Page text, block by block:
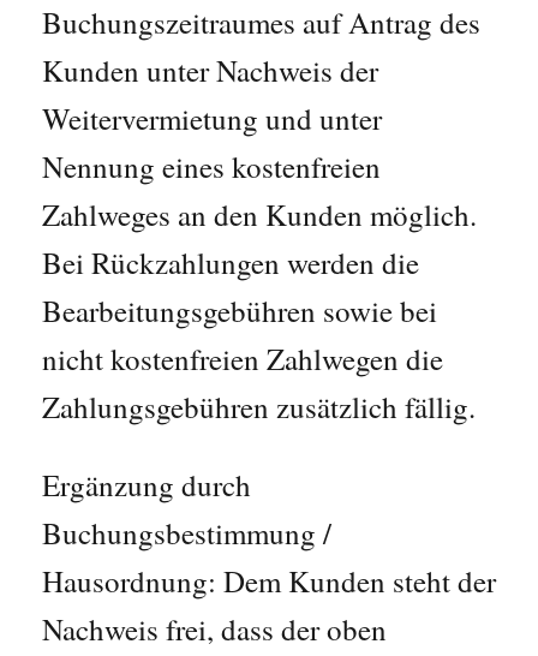
Buchungszeitraumes auf Antrag des
Kunden unter Nachweis der
Weitervermietung und unter
Nennung eines kostenfreien
Zahlweges an den Kunden möglich.
Bei Rückzahlungen werden die
Bearbeitungsgebühren sowie bei
nicht kostenfreien Zahlwegen die
Zahlungsgebühren zusätzlich fällig.
Ergänzung durch
Buchungsbestimmung /
Hausordnung: Dem Kunden steht der
Nachweis frei, dass der oben